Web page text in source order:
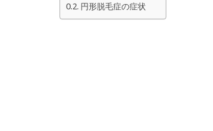
円形脱毛症の症状